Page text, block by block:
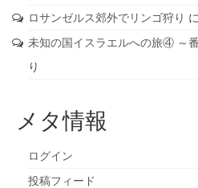
ロサンゼルス郊外でリンゴ狩り に
未知の国イスラエルへの旅④ ～
り
メタ情報
ログイン
投稿フィード